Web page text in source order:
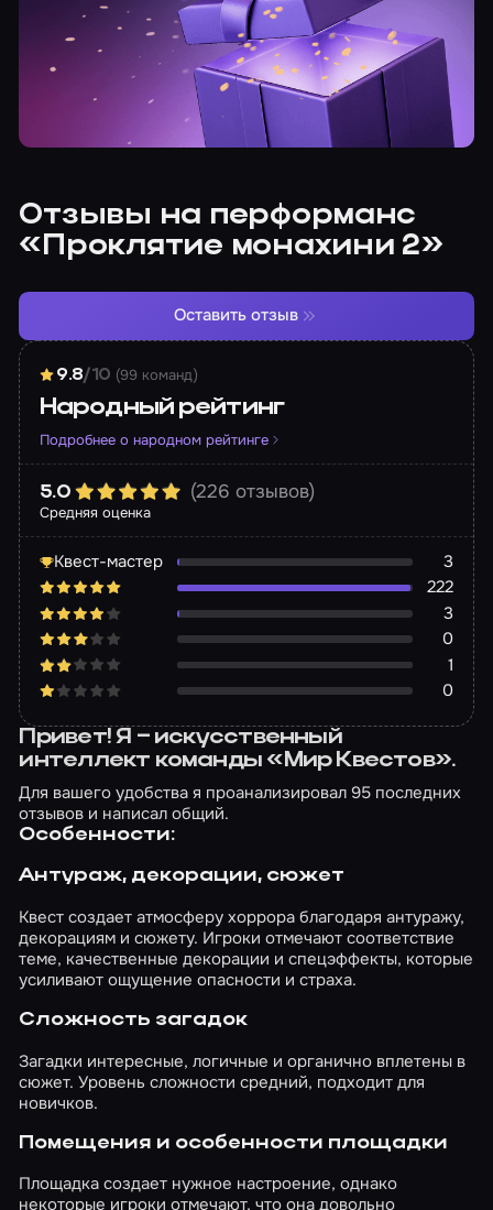
Отзывы на перформанс
«Проклятие монахини 2»
9.8/10 (99 команд)
Народный рейтинг
Подробнее о народном рейтинге
Средняя оценка
5.0 (226 отзывов)
Квест-мастер
3
222
3
0
1
0
Оставить отзыв
Привет! Я – искусственный
интеллект команды «Мир Квестов».
Для вашего удобства я проанализировал 95 последних
отзывов и написал общий.
Особенности:
Антураж, декорации, сюжет
Квест создает атмосферу хоррора благодаря антуражу,
декорациям и сюжету. Игроки отмечают соответствие
теме, качественные декорации и спецэффекты, которые
усиливают ощущение опасности и страха.
Сложность загадок
Загадки интересные, логичные и органично вплетены в
сюжет. Уровень сложности средний, подходит для
новичков.
Помещения и особенности площадки
Площадка создает нужное настроение, однако
некоторые игроки отмечают, что она довольно